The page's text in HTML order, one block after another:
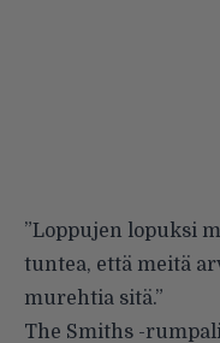
”Loppujen lopuksi
tuntea, että meitä
murehtia sitä.”
The Smiths -